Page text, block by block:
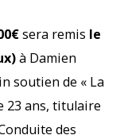
sera remis le
à Damien
soutien de « La
23 ans, titulaire
des